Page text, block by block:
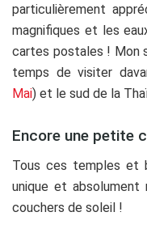
particulièrement
magnifiques et les
cartes postales ! Mon
temps de visiter
Mai) et le sud de la
Encore une petite
Tous ces temples et
unique et absolument
couchers de soleil !